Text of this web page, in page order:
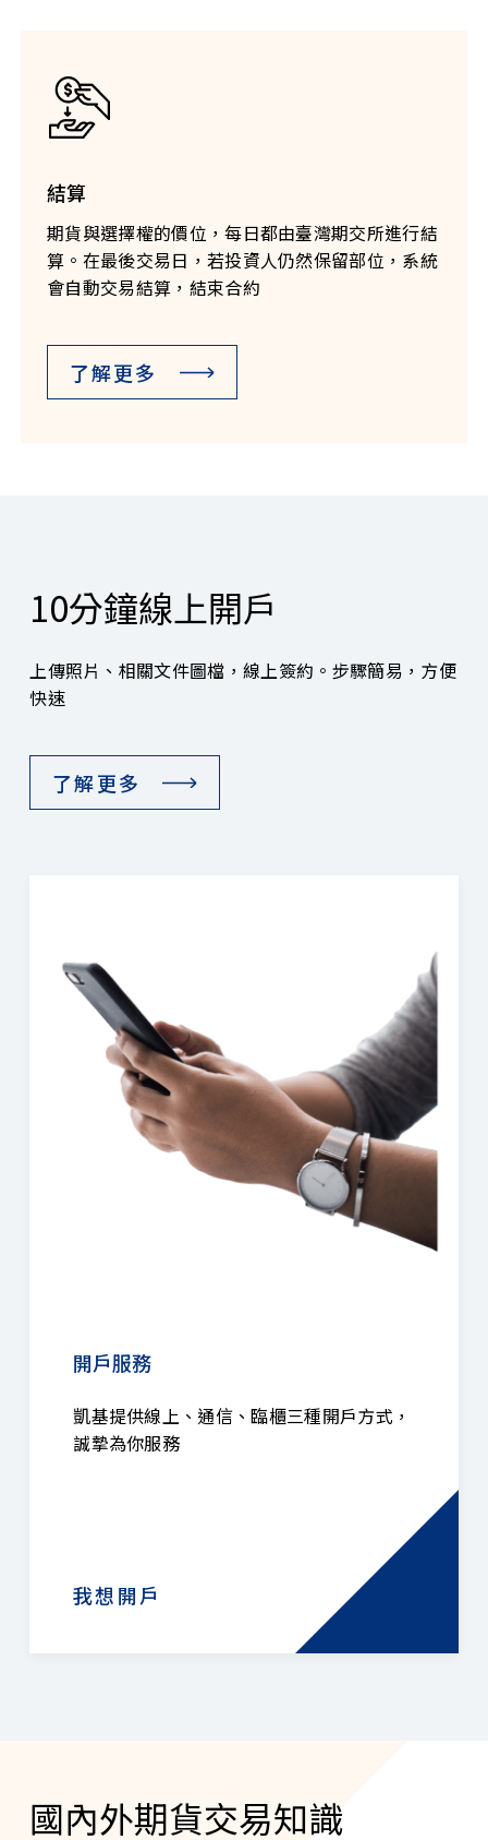
結算
期貨與選擇權的價位，每日都由臺灣期交所進行結
算。在最後交易日，若投資人仍然保留部位，系統
會自動交易結算，結束合約
了解更多
10分鐘線上開戶
上傳照片、相關文件圖檔，線上簽約。步驟簡易，方便
快速
了解更多
開戶服務
凱基提供線上、通信、臨櫃三種開戶方式，
誠摯為你服務
我想開戶
國內外期貨交易知識